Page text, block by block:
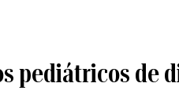
pediátricos de